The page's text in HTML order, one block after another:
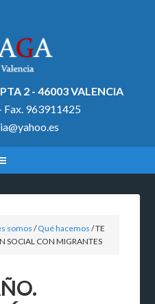
2 - 46003 VALENCIA
Fax. 963911425
somos /Qué hacemos /TE
SOCIAL CON MIGRANTES